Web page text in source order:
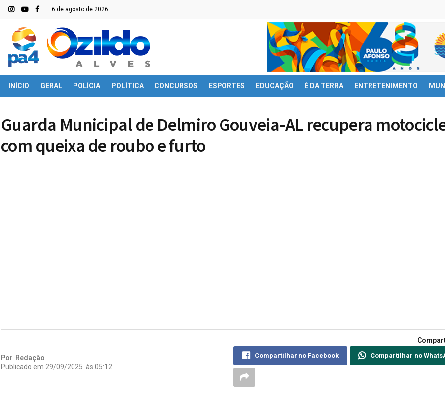
6 de agosto de 2026
INÍCIO GERAL POLÍCIA POLÍTICA CONCURSOS ESPORTES EDUCAÇÃO É DA TERRA ENTRETENIMENTO
Guarda Municipal de Delmiro Gouveia-AL recupera
com queixa de roubo e furto
Por Redação
Publicado em 29/09/2025 às 05:12
Compartilhar no Facebook Compartilhar no